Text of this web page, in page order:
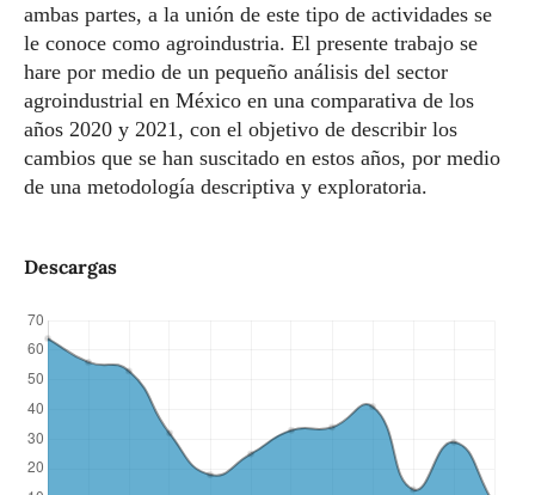
ambas partes, a la unión de este tipo de actividades se
le conoce como agroindustria. El presente trabajo se
hare por medio de un pequeño análisis del sector
agroindustrial en México en una comparativa de los
años 2020 y 2021, con el objetivo de describir los
cambios que se han suscitado en estos años, por medio
de una metodología descriptiva y exploratoria.
Descargas